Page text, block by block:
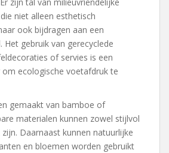
niet alleen esthetisch
ook bijdragen aan een
Het gebruik van gerecyclede
of servies is een
ecologische voetafdruk te
gemaakt van bamboe of
materialen kunnen zowel stijlvol
Daarnaast kunnen natuurlijke
en bloemen worden gebruikt